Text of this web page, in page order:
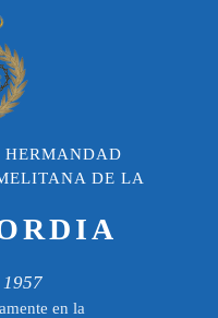
HERMANDAD
DE LA
en la